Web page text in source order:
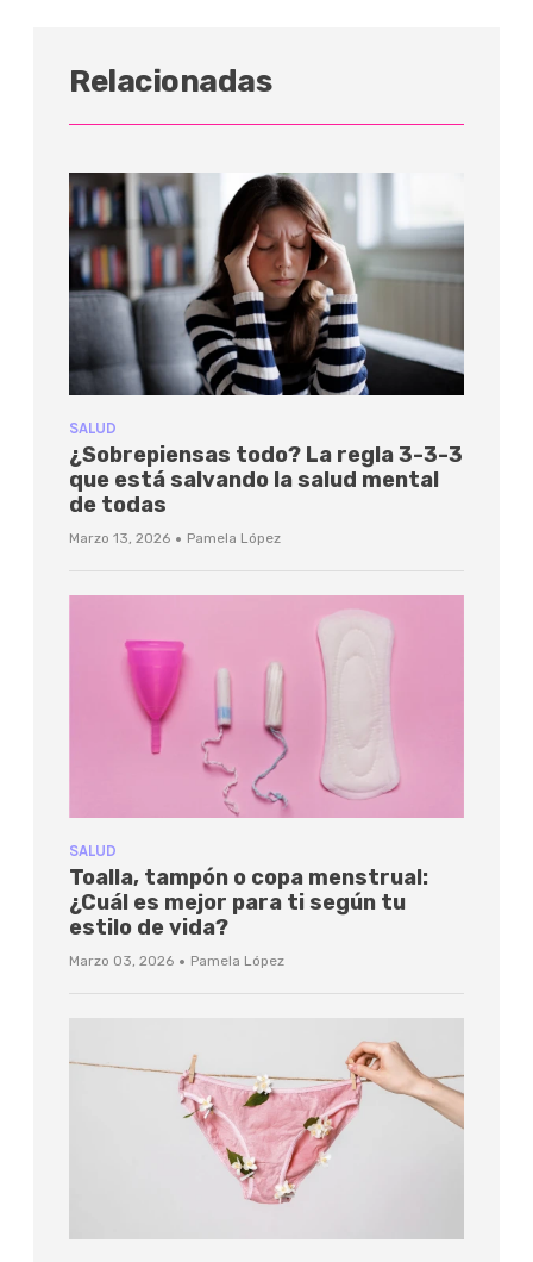
Relacionadas
SALUD
¿Sobrepiensas todo? La regla 3-3-3
que está salvando la salud mental
de todas
Marzo 13, 2026 · Pamela López
SALUD
Toalla, tampón o copa menstrual:
¿Cuál es mejor para ti según tu
estilo de vida?
Marzo 03, 2026 · Pamela López